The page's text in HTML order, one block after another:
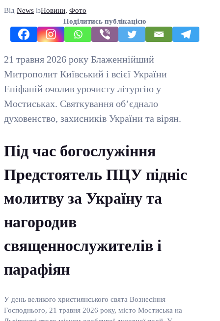
Від News ізНовини, Фото
Поділитись публікацією
21 травня 2026 року Блаженнійший
Митрополит Київський і всієї України
Епіфаній очолив урочисту літургію у
Мостиськах. Святкування об’єднало
духовенство, захисників України та вірян.
Під час богослужіння
Предстоятель ПЦУ підніс
молитву за Україну та
нагородив
священнослужителів і
парафіян
У день великого християнського свята Вознесіння
Господнього, 21 травня 2026 року, місто Мостиська на